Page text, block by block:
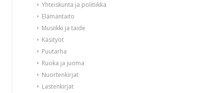
Yhteiskunta ja politiikka
Elämäntaito
Musiikki ja taide
Käsityöt
Puutarha
Ruoka ja juoma
Nuortenkirjat
Lastenkirjat